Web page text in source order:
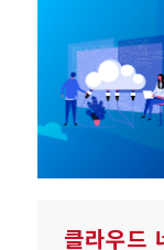
클라우드